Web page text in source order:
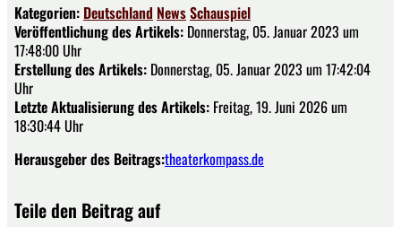
Kategorien: Deutschland NewsSchauspiel
Veröffentlichung des Artikels: Donnerstag, 05. Januar 2023 um
17:48:00 Uhr
Erstellung des Artikels: Donnerstag, 05. Januar 2023 um 17:42:04
Uhr
Letzte Aktualisierung des Artikels: Freitag, 19. Juni 2026 um
18:30:44 Uhr
Herausgeber des Beitrags:theaterkompass.de
Teile den Beitrag auf